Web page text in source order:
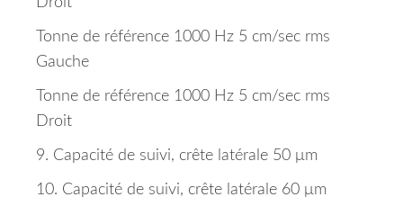
Tonne de référence 1000 Hz 5 cm/sec rms
Gauche
Tonne de référence 1000 Hz 5 cm/sec rms
Droit
9. Capacité de suivi, crête latérale 50 μm
10. Capacité de suivi, crête latérale 60 μm